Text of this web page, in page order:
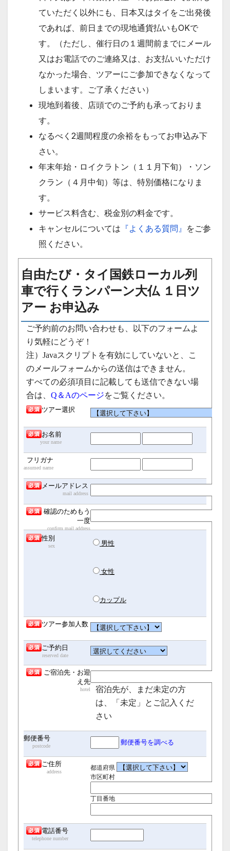
ていただく以外にも、日本又はタイをご出発後
であれば、前日までの現地通貨払いもOKで
す。（ただし、催行日の１週間前までにメール
又はお電話でのご連絡又は、お支払いいただけ
なかった場合、ツアーにご参加できなくなって
しまいます。ご了承ください）
現地到着後、店頭でのご予約も承っておりま
す。
なるべく2週間程度の余裕をもってお申込み下
さい。
年末年始・ロイクラトン（１１月下旬）・ソン
クラン（４月中旬）等は、特別価格になりま
す。
サービス料含む、税金別の料金です。
キャンセルについては 『よくある質問』 をご参
照ください。